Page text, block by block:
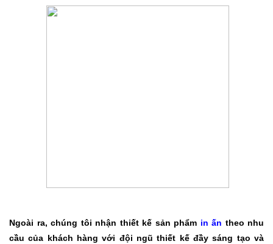
Ngoài ra, chúng tôi nhận thiết kế sản phẩm in ấn theo nhu
cầu của khách hàng với đội ngũ thiết kế đầy sáng tạo và